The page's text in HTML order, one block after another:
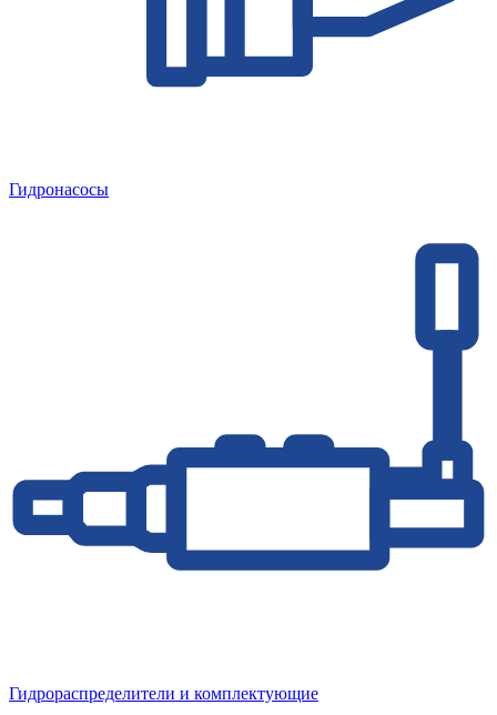
Гидронасосы
Гидрораспределители и комплектующие